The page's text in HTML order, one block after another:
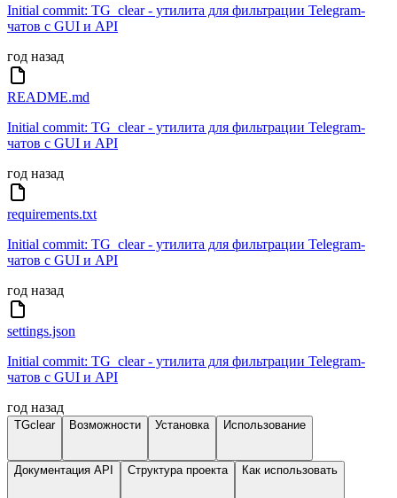
Initial commit: TG_clear - утилита для фильтрации Telegram-
чатов с GUI и API
год назад
README.md
Initial commit: TG_clear - утилита для фильтрации Telegram-
чатов с GUI и API
год назад
requirements.txt
Initial commit: TG_clear - утилита для фильтрации Telegram-
чатов с GUI и API
год назад
settings.json
Initial commit: TG_clear - утилита для фильтрации Telegram-
чатов с GUI и API
год назад
TGclear Возможности Установка Использование
Документация API Структура проекта Как использовать